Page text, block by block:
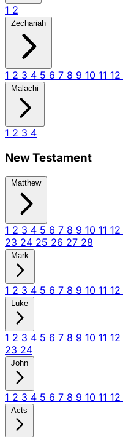
1 2
Zechariah
1 2 3 4 5 6 7 8 9 10 11 12
Malachi
1 2 3 4
New Testament
Matthew
1 2 3 4 5 6 7 8 9 10 11 12
23 24 25 26 27 28
Mark
1 2 3 4 5 6 7 8 9 10 11 12
Luke
1 2 3 4 5 6 7 8 9 10 11 12
23 24
John
1 2 3 4 5 6 7 8 9 10 11 12
Acts